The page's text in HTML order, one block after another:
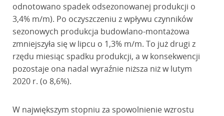
odnotowano spadek odsezonowanej produkcji o
3,4% m/m). Po oczyszczeniu z wpływu czynników
sezonowych produkcja budowlano-montażowa
zmniejszyła się w lipcu o 1,3% m/m. To już drugi z
rzędu miesiąc spadku produkcji, a w konsekwencji
pozostaje ona nadal wyraźnie niższa niż w lutym
2020 r. (o 8,6%).
W największym stopniu za spowolnienie wzrostu